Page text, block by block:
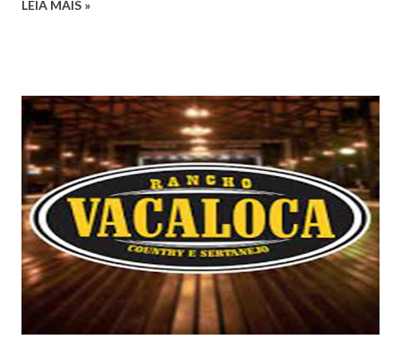
LEIA MAIS »